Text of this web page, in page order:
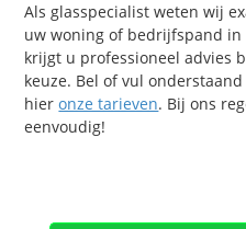
Als glasspecialist weten wij
uw woning of bedrijfspand
krijgt u professioneel advies
keuze. Bel of vul
hieronze tarieven. Bij ons
eenvoudig!